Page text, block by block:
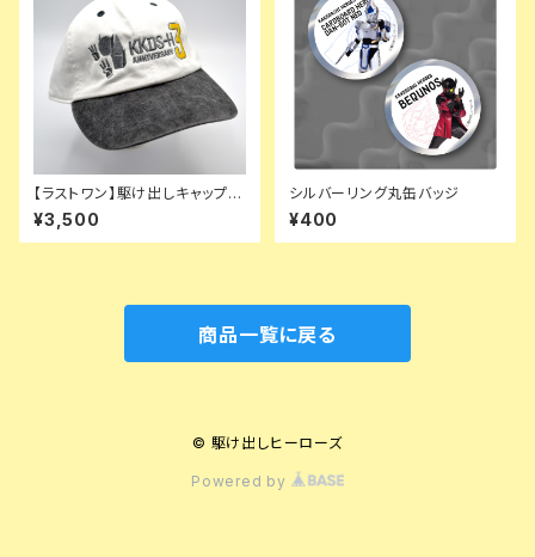
【ラストワン】駆け出しキャップ
（3周年限定デザイン）
¥3,500
シルバーリング丸缶バッジ
¥400
商品一覧に戻る
© 駆け出しヒーローズ
Powered by